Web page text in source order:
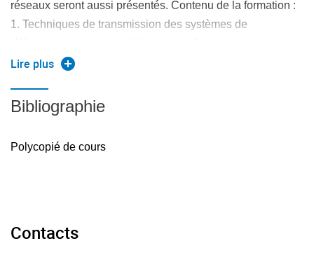
réseaux seront aussi présentés. Contenu de la formation :
1. Techniques de transmission des systèmes de
Systèmes modernes de communications sans fil
Principes de conception des systèmes cellulaires
Techniques de modulation pour les communications sans
sans fil
Lire plus
Bibliographie
Polycopié de cours
Contacts